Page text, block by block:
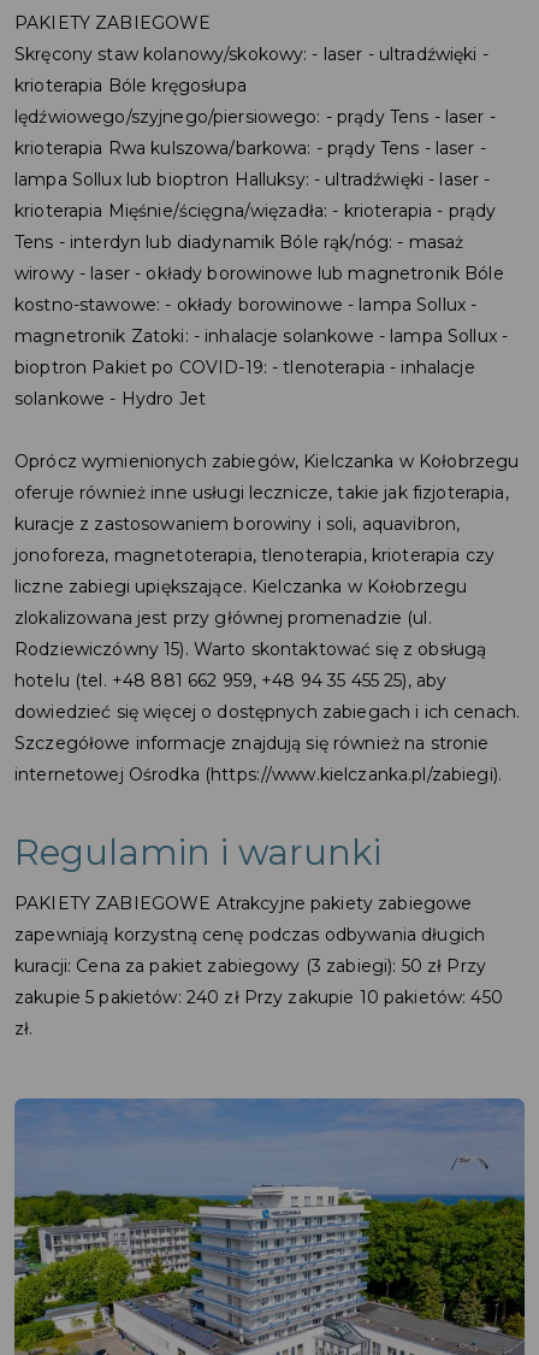
PAKIETY ZABIEGOWE
Skręcony staw kolanowy/skokowy: - laser - ultradźwięki -
krioterapia Bóle kręgosłupa
lędźwiowego/szyjnego/piersiowego: - prądy Tens - laser -
krioterapia Rwa kulszowa/barkowa: - prądy Tens - laser -
lampa Sollux lub bioptron Halluksy: - ultradźwięki - laser -
krioterapia Mięśnie/ścięgna/więzadła: - krioterapia - prądy
Tens - interdyn lub diadynamik Bóle rąk/nóg: - masaż
wirowy - laser - okłady borowinowe lub magnetronik Bóle
kostno-stawowe: - okłady borowinowe - lampa Sollux -
magnetronik Zatoki: - inhalacje solankowe - lampa Sollux -
bioptron Pakiet po COVID-19: - tlenoterapia - inhalacje
solankowe - Hydro Jet
Oprócz wymienionych zabiegów, Kielczanka w Kołobrzegu
oferuje również inne usługi lecznicze, takie jak fizjoterapia,
kuracje z zastosowaniem borowiny i soli, aquavibron,
jonoforeza, magnetoterapia, tlenoterapia, krioterapia czy
liczne zabiegi upiększające. Kielczanka w Kołobrzegu
zlokalizowana jest przy głównej promenadzie (ul.
Rodziewiczówny 15). Warto skontaktować się z obsługą
hotelu (tel. +48 881 662 959, +48 94 35 455 25), aby
dowiedzieć się więcej o dostępnych zabiegach i ich cenach.
Szczegółowe informacje znajdują się również na stronie
internetowej Ośrodka (https://www.kielczanka.pl/zabiegi).
Regulamin i warunki
PAKIETY ZABIEGOWE Atrakcyjne pakiety zabiegowe
zapewniają korzystną cenę podczas odbywania długich
kuracji: Cena za pakiet zabiegowy (3 zabiegi): 50 zł Przy
zakupie 5 pakietów: 240 zł Przy zakupie 10 pakietów: 450
zł.